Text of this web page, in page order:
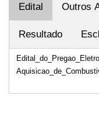
Edital Outros
Resultado